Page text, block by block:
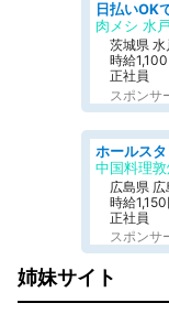
肉メシ 水
茨城県 水
時給
正社員
スポンサ
中国料理
広島県
時給1,150
正社員
スポンサ
姉妹サイト